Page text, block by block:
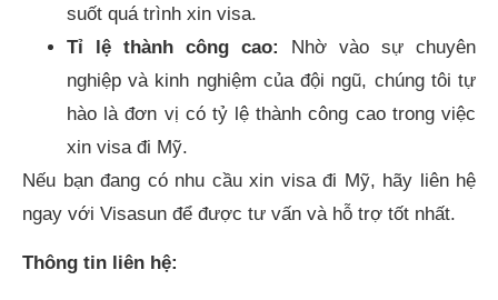
suốt quá trình xin visa.
Tỉ lệ thành công cao:
Nhờ vào sự chuyên
nghiệp và kinh nghiệm của đội ngũ, chúng tôi tự
hào là đơn vị có tỷ lệ thành công cao trong việc
xin visa đi Mỹ.
Nếu bạn đang có nhu cầu xin visa đi Mỹ, hãy liên hệ
ngay với Visasun để được tư vấn và hỗ trợ tốt nhất.
Thông tin liên hệ: